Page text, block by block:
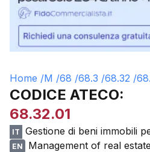
Home /M /68 /68.3 /68.32 /
CODICE ATECO:
68.32.01
IT Gestione di beni immobili
EN
Management of real